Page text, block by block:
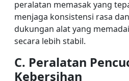
peralatan memasak yang
menjaga konsistensi rasa
dukungan alat yang
secara lebih stabil.
C. Peralatan
Kebersihan